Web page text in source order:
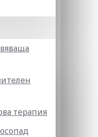
терапия